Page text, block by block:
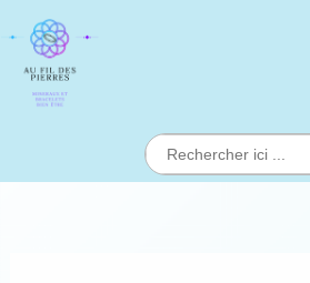
au
contenu
Search
for: